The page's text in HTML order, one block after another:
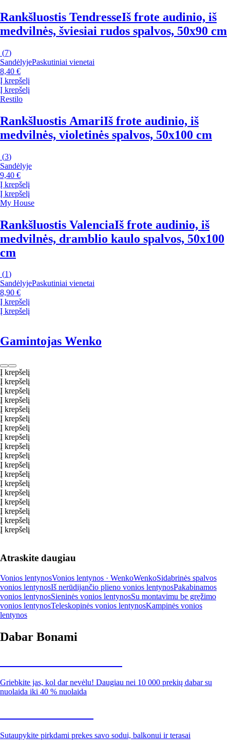
Rankšluostis TendresseIš frote audinio, iš
medvilnės, šviesiai rudos spalvos, 50x90 cm
(7)
SandėlyjePaskutiniai vienetai
8,40 €
Į krepšelį
Į krepšelį
Restilo
Rankšluostis AmariIš frote audinio, iš
medvilnės, violetinės spalvos, 50x100 cm
(3)
Sandėlyje
9,40 €
Į krepšelį
Į krepšelį
My House
Rankšluostis ValenciaIš frote audinio, iš
medvilnės, dramblio kaulo spalvos, 50x100
cm
(1)
SandėlyjePaskutiniai vienetai
8,90 €
Į krepšelį
Į krepšelį
Gamintojas Wenko
Į krepšelį
Į krepšelį
Į krepšelį
Į krepšelį
Į krepšelį
Į krepšelį
Į krepšelį
Į krepšelį
Į krepšelį
Į krepšelį
Į krepšelį
Į krepšelį
Į krepšelį
Į krepšelį
Į krepšelį
Į krepšelį
Į krepšelį
Į krepšelį
Atraskite daugiau
Vonios lentynosVonios lentynos · WenkoWenkoSidabrinės spalvos
vonios lentynosIš nerūdijančio plieno vonios lentynosPakabinamos
vonios lentynosSieninės vonios lentynosSu montavimu be gręžimo
vonios lentynosTeleskopinės vonios lentynosKampinės vonios
lentynos
Dabar Bonami
Griebkite jas, kol dar nevėlu! Daugiau nei 10 000 prekių dabar su
nuolaida iki 40 % nuolaida
Sutaupykite pirkdami prekes savo sodui, balkonui ir terasai